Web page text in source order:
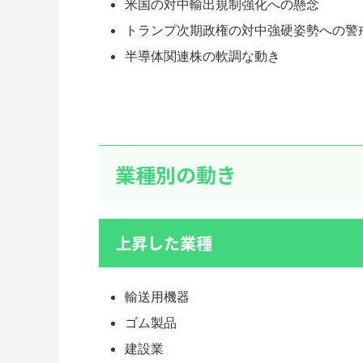
米国の対中輸出規制強化への懸念
トランプ次期政権の対中強硬姿勢への警
半導体関連株の軟調な動き
業種別の動き
上昇した業種
輸送用機器
ゴム製品
建設業